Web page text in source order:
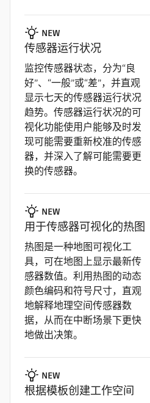
NEW
传感器运行状况
监控传感器状态，分为“良
好”、“一般”或“差”，并直观
显示七天的传感器运行状况
趋势。传感器运行状况的可
视化功能使用户能够及时发
现可能需要重新校准的传感
器，并深入了解可能需要更
换的传感器。
NEW
用于传感器可视化的热图
热图是一种地图可视化工
具，可在地图上显示最新传
感器数值。利用热图的动态
颜色编码和符号尺寸，直观
地解释地理空间传感器数
据，从而在中断场景下更快
地做出决策。
NEW
根据模板创建工作空间